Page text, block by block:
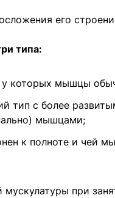
его
типа:
которых мышцы
тип с более
мышцами;
к полноте и чей
при